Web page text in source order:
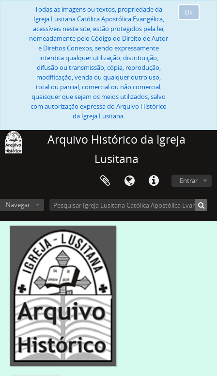
Ok
Todas as imagens ou textos, propriedade da
Igreja Lusitana Católica Apostólica Evangélica,
acessíveis neste site, estão protegidos pela lei,
nomeadamente pelo Código do Direito de Autor
e Direitos Conexos, sendo expressamente
interdita qualquer utilização, distribuição,
difusão ou transmissão, cópia, reprodução,
modificação, venda ou qualquer outro uso,
total ou parcial, comercial ou não comercial,
quaisquer que sejam os meios utilizados, salvo
com autorização expressa do Arquivo Histórico
da Igreja Lusitana.
Arquivo Histórico da Igreja
Lusitana
Entrar
Navegar